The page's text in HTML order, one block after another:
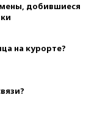
добившиеся
на курорте?